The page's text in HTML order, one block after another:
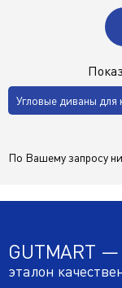
Угловые диваны для
Угловые диваны
По Вашему запросу
GUTMART —
эталон